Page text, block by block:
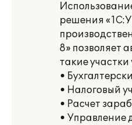
решения
8» позволяет
такие участки
•
• Налоговый
• Расчет
• Управление